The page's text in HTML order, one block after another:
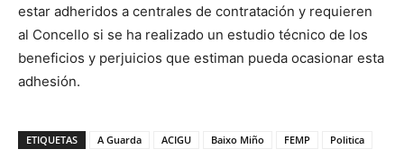
estar adheridos a centrales de contratación y requieren
al Concello si se ha realizado un estudio técnico de los
beneficios y perjuicios que estiman pueda ocasionar esta
adhesión.
ETIQUETAS A Guarda ACIGU Baixo Miño FEMP Politica